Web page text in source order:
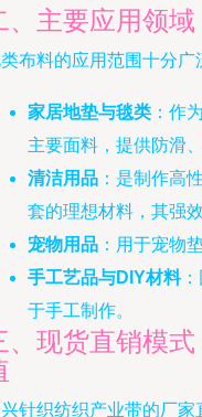
、主要应用领
布料的应用范围十分广
家居地垫与毯类 ：作
主要面料，提供防滑
清洁用品 ：是制作高
套的理想材料，其强
宠物用品 ：用于宠物
手工艺品与DIY材料：
于手工制作。
、现货直销模
针织纺织产业带的厂